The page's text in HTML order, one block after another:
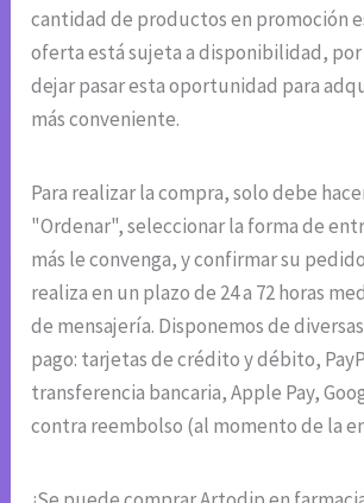
cantidad de productos en promoción
oferta está sujeta a disponibilidad,
dejar pasar esta oportunidad para
más conveniente.
Para realizar la compra, solo debe
"Ordenar", seleccionar la forma de
más le convenga, y confirmar su
realiza en un plazo de 24 a 72 horas
de mensajería. Disponemos de
pago: tarjetas de crédito y débito,
transferencia bancaria, Apple Pay,
contra reembolso (al momento de la